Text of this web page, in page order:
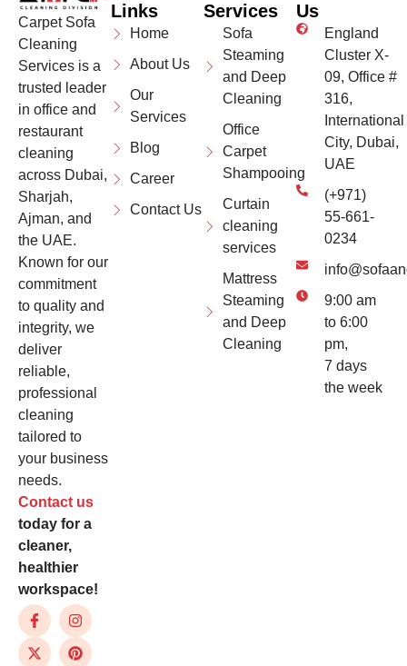
Carpet Sofa
Cleaning
Services is a
trusted leader
in office and
restaurant
cleaning
across Dubai,
Sharjah,
Ajman, and
the UAE.
Known for our
commitment
to quality and
integrity, we
deliver
reliable,
professional
cleaning
tailored to
your business
needs.
Contact us
today for a
cleaner,
healthier
workspace!
Links
Home
About Us
Our
Services
Blog
Career
Contact Us
Services
Sofa
Steaming
and Deep
Cleaning
Office
Carpet
Shampooing
Curtain
cleaning
services
Mattress
Steaming
and Deep
Cleaning
Us
England
Cluster X-
09, Office #
316,
International
City, Dubai,
UAE
(+971)
55-661-
0234
9:00 am
to 6:00
pm,
7 days
the week